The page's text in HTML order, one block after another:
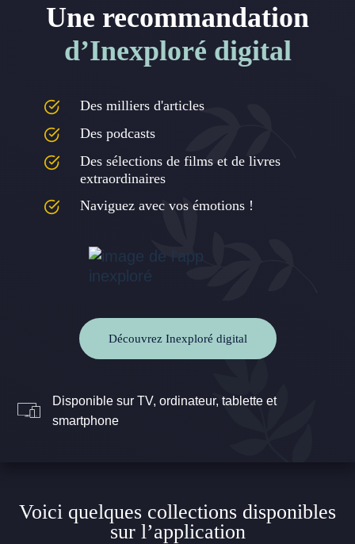
Une recommandation
d’Inexploré digital
Des milliers d'articles
Des podcasts
Des sélections de films et de livres
extraordinaires
Naviguez avec vos émotions !
Découvrez Inexploré digital
Disponible sur TV, ordinateur, tablette et
smartphone
Voici quelques collections disponibles
sur l’application